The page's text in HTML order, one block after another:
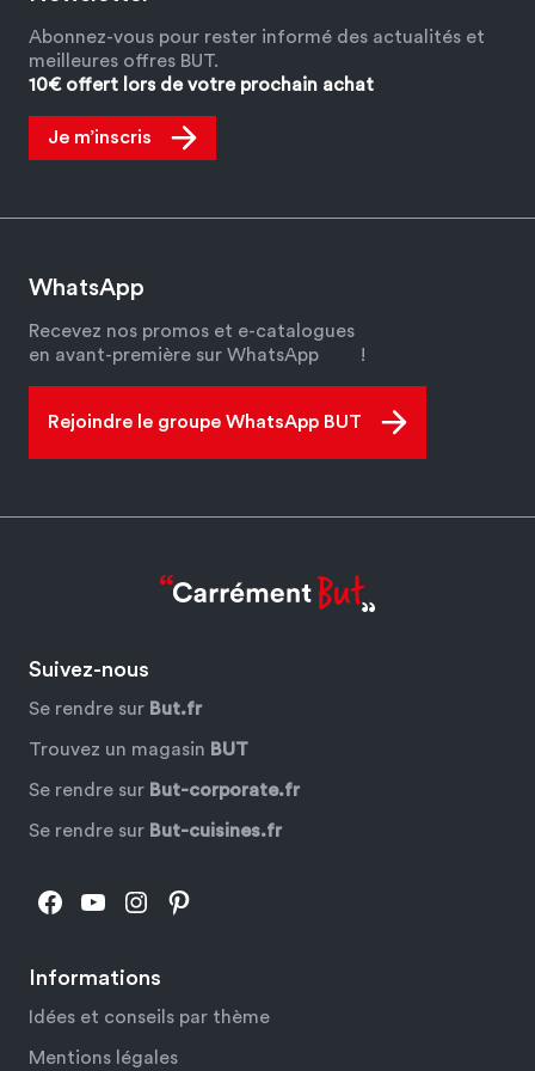
Abonnez-vous pour rester informé des actualités et
meilleures offres BUT.
10€ offert lors de votre prochain achat
Je m’inscris
WhatsApp
Recevez nos promos et e-catalogues
en avant-première sur WhatsApp
!
Rejoindre le groupe WhatsApp BUT
Informations
Idées et conseils par thème
Mentions légales
Suivez-nous
Se rendre sur But.fr
Trouvez un magasin BUT
Se rendre sur But-corporate.fr
Se rendre sur But-cuisines.fr
Facebook
YouTube
Instagram
Pinterest